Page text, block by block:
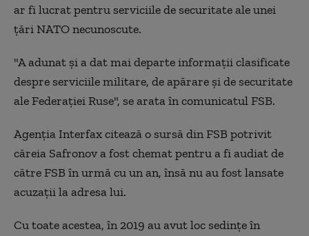
ar fi lucrat pentru serviciile de securitate ale unei
țări NATO necunoscute.
"A adunat și a dat mai departe informații clasificate
despre serviciile militare, de apărare și de securitate
ale Federației Ruse", se arata în comunicatul FSB.
Agenția Interfax citează o sursă din FSB potrivit
căreia Safronov a fost chemat pentru a fi audiat de
către FSB în urmă cu un an, însă nu au fost lansate
acuzații la adresa lui.
Cu toate acestea, în 2019 au avut loc sedințe în